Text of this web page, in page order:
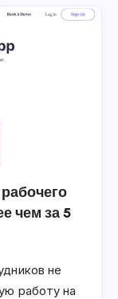
чем за 5
не
работу на